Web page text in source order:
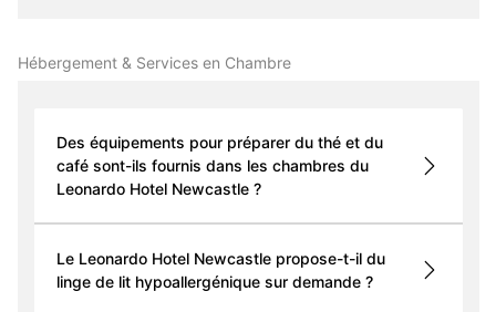
Hébergement & Services en Chambre
Des équipements pour préparer du thé et du
café sont-ils fournis dans les chambres du
Leonardo Hotel Newcastle ?
Le Leonardo Hotel Newcastle propose-t-il du
linge de lit hypoallergénique sur demande ?